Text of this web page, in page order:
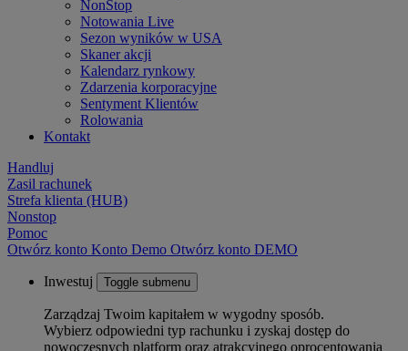
NonStop
Notowania Live
Sezon wyników w USA
Skaner akcji
Kalendarz rynkowy
Zdarzenia korporacyjne
Sentyment Klientów
Rolowania
Kontakt
Handluj
Zasil rachunek
Strefa klienta (HUB)
Nonstop
Pomoc
Otwórz konto Konto Demo Otwórz konto DEMO
Inwestuj Toggle submenu
Zarządzaj Twoim kapitałem w wygodny sposób.
Wybierz odpowiedni typ rachunku i zyskaj dostęp do
nowoczesnych platform oraz atrakcyjnego oprocentowania